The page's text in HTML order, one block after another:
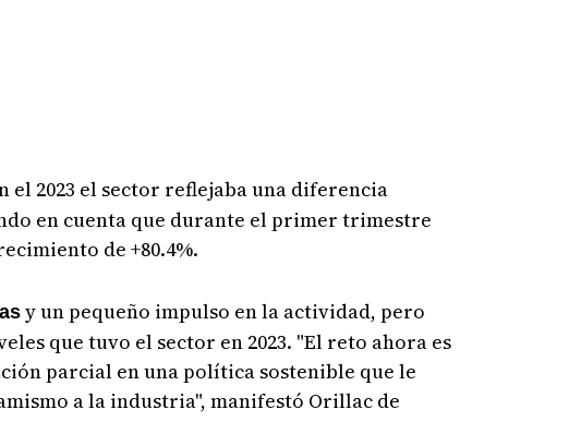
el 2023 el sector reflejaba una diferencia
en cuenta que durante el primer trimestre
de +80.4%.
y un pequeño impulso en la actividad, pero
que tuvo el sector en 2023. "El reto ahora es
parcial en una política sostenible que le
a la industria", manifestó Orillac de